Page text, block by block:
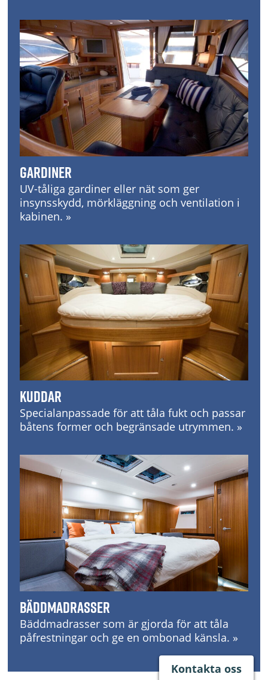
Gardiner
UV-tåliga gardiner eller nät som ger
insynsskydd, mörkläggning och ventilation i
kabinen. »
Kuddar
Specialanpassade för att tåla fukt och passar
båtens former och begränsade utrymmen. »
Bäddmadrasser
Bäddmadrasser som är gjorda för att tåla
påfrestningar och ge en ombonad känsla. »
Kontakta oss